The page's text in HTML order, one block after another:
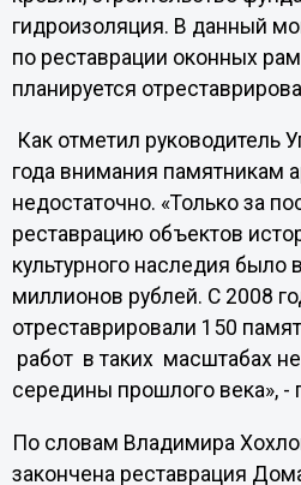
гидроизоляция. В данный
по реставрации оконных
планируется
Как отметил руководитель
года внимания памятникам
недостаточно. «Только за
реставрацию объектов
культурного наследия было
миллионов рублей. С 2008
отреставрировали 150
работ в таких масштабах
середины прошлого века», -
По словам Владимира
закончена реставрация